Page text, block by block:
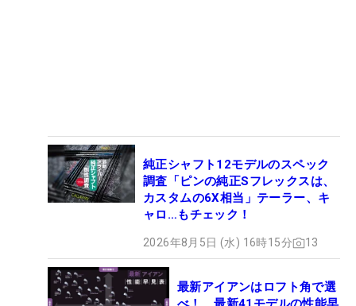
純正シャフト12モデルのスペック
調査「ピンの純正Sフレックスは、
カスタムの6X相当」テーラー、キ
ャロ…もチェック！
2026年8月5日 (水) 16時15分 13
最新アイアンはロフト角で選